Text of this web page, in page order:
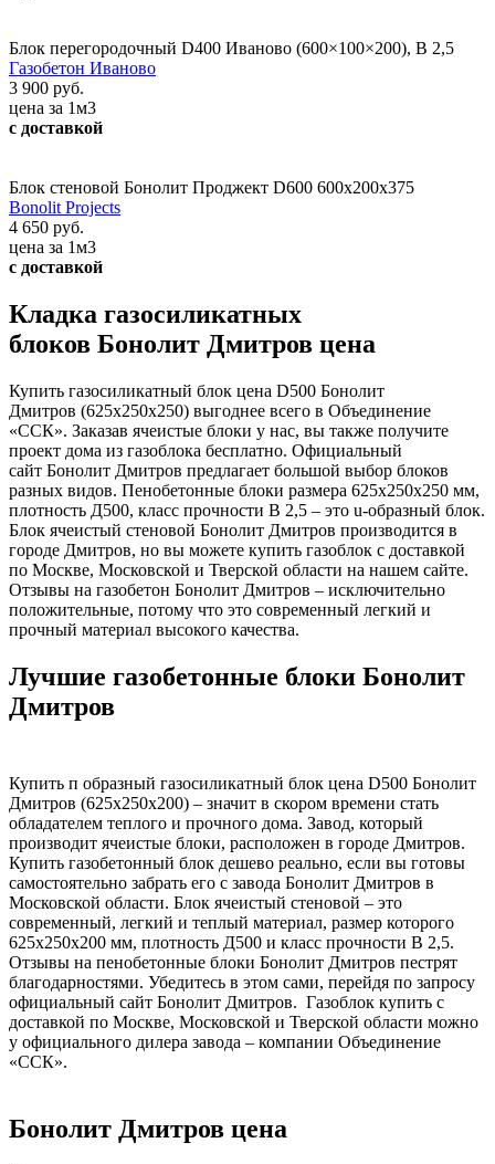
Блок перегородочный D400 Иваново (600×100×200), В 2,5
Газобетон Иваново
3 900 руб.
цена за 1м3
с доставкой
Блок стеновой Бонолит Проджект D600 600х200х375
Bonolit Projects
4 650 руб.
цена за 1м3
с доставкой
Кладка газосиликатных
блоков Бонолит Дмитров цена
Купить газосиликатный блок цена D500 Бонолит
Дмитров (625х250х250) выгоднее всего в Объединение
«ССК». Заказав ячеистые блоки у нас, вы также получите
проект дома из газоблока бесплатно. Официальный
сайт Бонолит Дмитров предлагает большой выбор блоков
разных видов. Пенобетонные блоки размера 625х250х250 мм,
плотность Д500, класс прочности В 2,5 – это u-образный блок.
Блок ячеистый стеновой Бонолит Дмитров производится в
городе Дмитров, но вы можете купить газоблок с доставкой
по Москве, Московской и Тверской области на нашем сайте.
Отзывы на газобетон Бонолит Дмитров – исключительно
положительные, потому что это современный легкий и
прочный материал высокого качества.
Лучшие газобетонные блоки Бонолит
Дмитров
Купить п образный газосиликатный блок цена D500 Бонолит
Дмитров (625х250х200) – значит в скором времени стать
обладателем теплого и прочного дома. Завод, который
производит ячеистые блоки, расположен в городе Дмитров.
Купить газобетонный блок дешево реально, если вы готовы
самостоятельно забрать его с завода Бонолит Дмитров в
Московской области. Блок ячеистый стеновой – это
современный, легкий и теплый материал, размер которого
625х250х200 мм, плотность Д500 и класс прочности В 2,5.
Отзывы на пенобетонные блоки Бонолит Дмитров пестрят
благодарностями. Убедитесь в этом сами, перейдя по запросу
официальный сайт Бонолит Дмитров. Газоблок купить с
доставкой по Москве, Московской и Тверской области можно
у официального дилера завода – компании Объединение
«ССК».
Бонолит Дмитров цена